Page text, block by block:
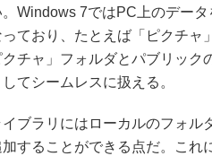
Windows 7ではPC上のデー
ており、たとえば「ピクチャ
チャ」フォルダとパブリック
てシームレスに扱える。
ブラリにはローカルのフォル
することができる点だ。これ